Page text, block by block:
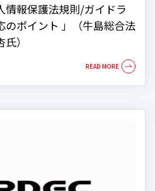
情報保護法規則/ガイドラ
のポイント 」（牛島総合法
）